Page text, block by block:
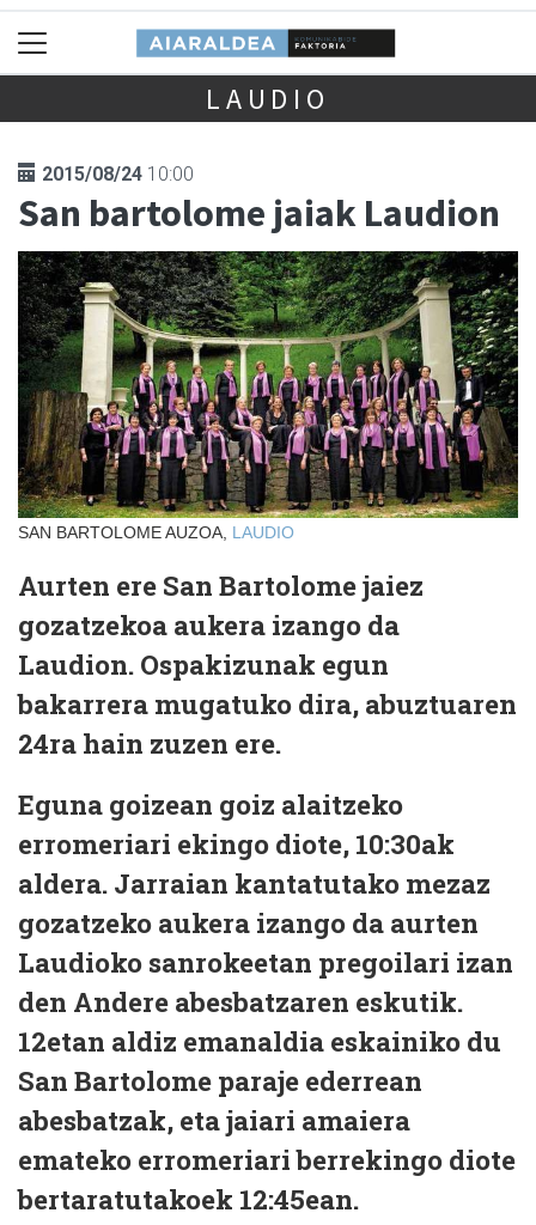
LAUDIO
2015/08/24 10:00
San bartolome jaiak Laudion
SAN BARTOLOME AUZOA, LAUDIO
Aurten ere San Bartolome jaiez
gozatzekoa aukera izango da
Laudion. Ospakizunak egun
bakarrera mugatuko dira, abuztuaren
24ra hain zuzen ere.
Eguna goizean goiz alaitzeko
erromeriari ekingo diote, 10:30ak
aldera. Jarraian kantatutako mezaz
gozatzeko aukera izango da aurten
Laudioko sanrokeetan pregoilari izan
den Andere abesbatzaren eskutik.
12etan aldiz emanaldia eskainiko du
San Bartolome paraje ederrean
abesbatzak, eta jaiari amaiera
emateko erromeriari berrekingo diote
bertaratutakoek 12:45ean.